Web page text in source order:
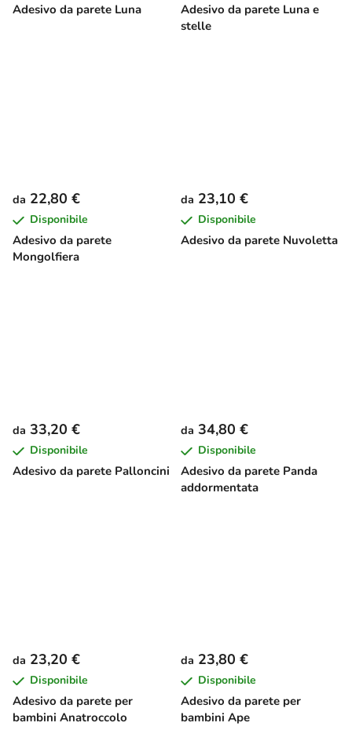
Adesivo da parete Luna
Adesivo da parete Luna e
stelle
Adesivo da parete
Mongolfiera
da 22,80 €
Disponibile
Adesivo da parete Nuvoletta
da 23,10 €
Disponibile
Adesivo da parete Palloncini
da 33,20 €
Disponibile
Adesivo da parete Panda
addormentata
da 34,80 €
Disponibile
Adesivo da parete per
bambini Anatroccolo
da 23,20 €
Disponibile
Adesivo da parete per
bambini Ape
da 23,80 €
Disponibile